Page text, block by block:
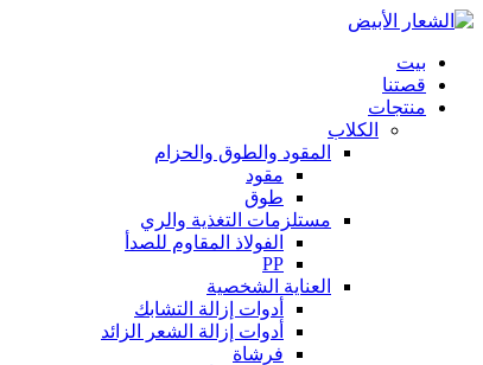
بيت
قصتنا
منتجات
الكلاب
المقود والطوق والحزام
مقود
طوق
مستلزمات التغذية والري
الفولاذ المقاوم للصدأ
PP
العناية الشخصية
أدوات إزالة التشابك
أدوات إزالة الشعر الزائد
فرشاة